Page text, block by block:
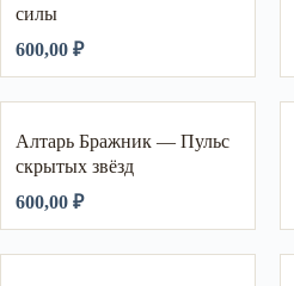
силы
600,00 ₽
Алтарь Бражник — Пульс
скрытых звёзд
600,00 ₽